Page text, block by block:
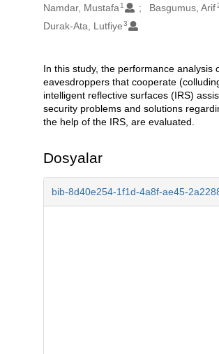
Oluşturanlar
Namdar, Mustafa 1 Basgumus, Arif
Durak-Ata, Lutfiye3
Açıklama
In this study, the performance
eavesdroppers that cooperate
intelligent reflective surfaces (IRS)
security problems and solutions
the help of the IRS, are evaluated.
Dosyalar
bib-8d40e254-1f1d-4a8f-ae45-